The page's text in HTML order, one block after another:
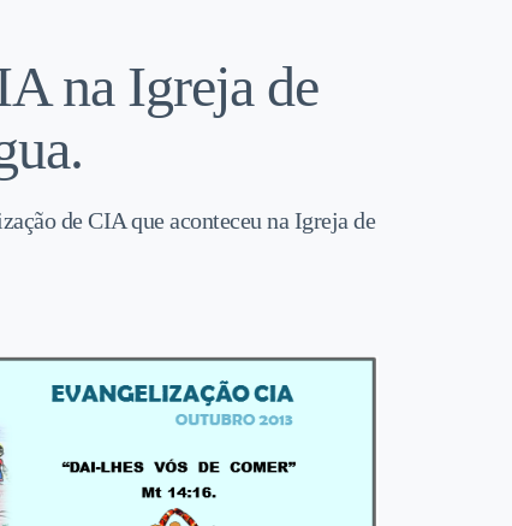
na Igreja de
de CIA que aconteceu na Igreja de